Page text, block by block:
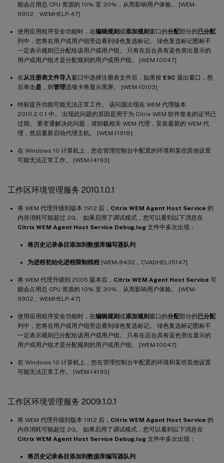
能会占用总 CPU 资源的 10% 至 30%，从而影响用户体验。 [WEM-
9902、WEMHELP-47]
使用应用程序安全功能时，在编辑规则或添加规则 窗口的分配部分的已分配
列中，您将在用户或用户组旁边看到绿色复选标记。 绿色复选标记图标不
一定表示规则已分配给该用户或用户组。 只有在后台具有蓝色突出显示的
用户或用户组才是分配规则的用户或用户组。 [WEM-10047]
在从注册表文件导入 窗口中选择注册表文件后，如果按 ESC 退出窗口，然
后单击是 ，则管理选项卡将显示黑屏。 [WEM-10103]
特权提升功能可能无法正常工作。 该问题出现在 WEM 代理版本
2010.2.0.1 中。 出现此问题的原因是用于为 Citrix WEM 软件签名的证书已
过期。 要变通解决此问题，请卸载相关 WEM 代理，安装最新的 WEM 代
理，然后重新启动代理主机。 [WEM-11918]
在 Windows 10 计算机上，您在管理控制台中配置的环境和某些其他设置
可能无法正常工作。 [WEM-14193]
工作区环境管理服务 2010.1.0.1
将 WEM 代理升级到版本 1912 后， Citrix WEM Agent Host Service 的
内存消耗可能超过 2G。 如果启用了调试模式，您可以看到以下消息在
Citrix WEM Agent Host Service Debug.log 文件中多次出现：
将历史记录条目添加到数据库编写器队列
为进程初始化进程限制线程 [WEM-9432，CVADHEL-15147]
将 WEM 代理升级到 2005 版本后， Citrix WEM Agent Host Service 可
能会占用总 CPU 资源的 10% 至 30%，从而影响用户体验。 [WEM-
9902、WEMHELP-47]
使用应用程序安全功能时，在编辑规则或添加规则 窗口的分配部分的已分配
列中，您将在用户或用户组旁边看到绿色复选标记。 绿色复选标记图标不
一定表示规则已分配给该用户或用户组。 只有在后台具有蓝色突出显示的
用户或用户组才是分配规则的用户或用户组。 [WEM-10047]
在 Windows 10 计算机上，您在管理控制台中配置的环境和某些其他设置
可能无法正常工作。 [WEM-14193]
工作区环境管理服务 2009.1.0.1
将 WEM 代理升级到版本 1912 后， Citrix WEM Agent Host Service 的
内存消耗可能超过 2G。 如果启用了调试模式，您可以看到以下消息在
Citrix WEM Agent Host Service Debug.log 文件中多次出现：
将历史记录条目添加到数据库编写器队列